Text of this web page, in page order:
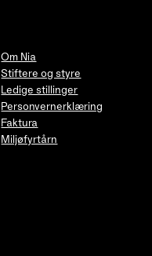
Om Nia
Stiftere og styre
Ledige stillinger
Personvernerklæring
Faktura
Miljøfyrtårn